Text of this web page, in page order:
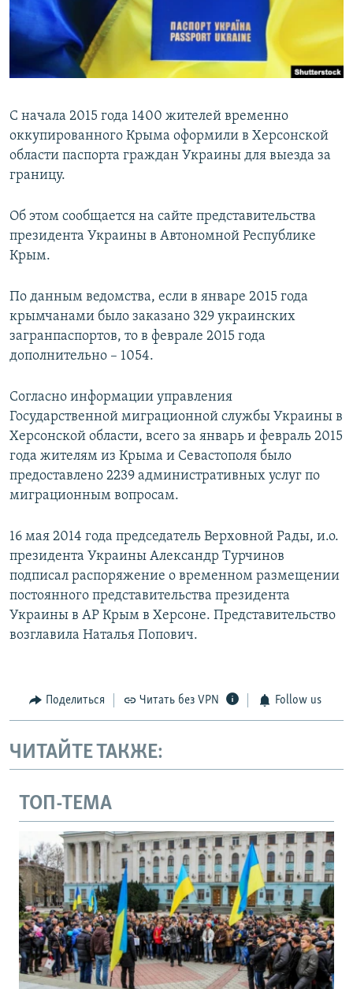
ПОБЕДИТЕЛЕЙ НЕ СУДЯТ?
КРЫМ.НЕПОКОРЕННЫЙ
ELIFBE
ПРИСОЕДИНЯЙТЕСЬ!
Все сайты RFE/RL
С начала 2015 года 1400 жителей временно
оккупированного Крыма оформили в Херсонской
области паспорта граждан Украины для выезда за
границу.
Об этом сообщается на сайте представительства
президента Украины в Автономной Республике
Крым.
По данным ведомства, если в январе 2015 года
крымчанами было заказано 329 украинских
загранпаспортов, то в феврале 2015 года
дополнительно – 1054.
Согласно информации управления
Государственной миграционной службы Украины в
Херсонской области, всего за январь и февраль 2015
года жителям из Крыма и Севастополя было
предоставлено 2239 административных услуг по
миграционным вопросам.
16 мая 2014 года председатель Верховной Рады, и.о.
президента Украины Александр Турчинов
подписал распоряжение о временном размещении
постоянного представительства президента
Украины в АР Крым в Херсоне. Представительство
возглавила Наталья Попович.
Поделиться Читать без VPN Follow us
ЧИТАЙТЕ ТАКЖЕ:
ТОП-ТЕМА